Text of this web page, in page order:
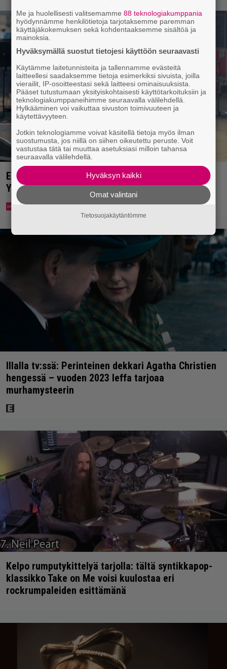
Eppu Normaalin viimeinen konsertti esitetään
Ylellä
Illalla tv:ssä: Perinteinen dekkari Agatha Christien
hengessä – vuoden 2023 leffa tarjoaa
murhamysteerin
Kelpo rumputykittelyä tarjolla: tältä syntikkapop-
klassikko Take on Me voisi kuulostaa eri
rockrumpaleiden esittämänä
Me ja huolellisesti valitsemamme88 teknologiakumppania
hyödynnämme henkilötietoja tarjotaksemme paremman
käyttäjäkokemuksen sekä kohdentaaksemme sisältöä ja
mainoksia.
Hyväksymällä suostut tietojesi käyttöön seuraavasti
Käytämme laitetunnisteita ja tallennamme evästeitä
laitteellesi saadaksemme tietoja esimerkiksi sivuista, joilla
vierailit, IP-osoitteestasi sekä laitteesi ominaisuuksista.
Pääset tutustumaan yksityiskohtaisesti käyttötarkoituksiin ja
teknologiakumppaneihimme seuraavalla välilehdellä.
Hylkääminen voi vaikuttaa sivuston toimivuuteen ja
käytettävyyteen.
Jotkin teknologiamme voivat käsitellä tietoja myös ilman
suostumusta, jos niillä on siihen oikeutettu peruste. Voit
vastustaa tätä tai muuttaa asetuksiasi milloin tahansa
seuraavalla välilehdellä.
Hyväksyn kaikki
Omat valintani
Tietosuojakäytäntömme